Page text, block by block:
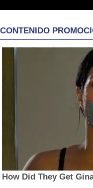
CONTENIDO
How Did They Get